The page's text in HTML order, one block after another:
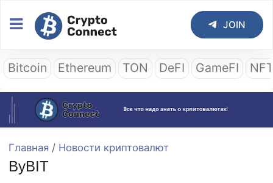
JOIN
Bitcoin Ethereum TON DeFI GameFI
Главная / Новости криптовалют
ByBIT